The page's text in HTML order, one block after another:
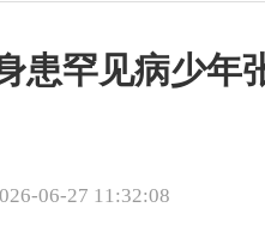
患罕见病少年
06-27 11:32:08